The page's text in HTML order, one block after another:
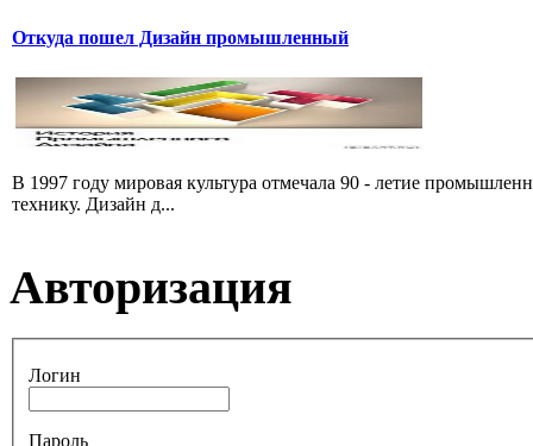
Откуда пошел Дизайн промышленный
В 1997 году мировая культура отмечала 90 - летие
технику. Дизайн д...
Авторизация
Логин
Пароль